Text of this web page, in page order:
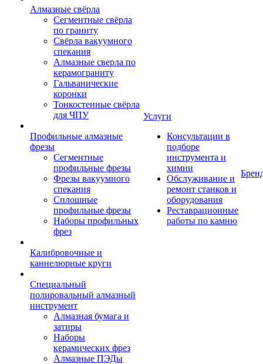
Алмазные свёрла
Сегментные свёрла
по граниту
Свёрла вакуумного
спекания
Алмазные сверла по
керамограниту
Гальванические
коронки
Тонкостенные свёрла
для ЧПУ
Профильные алмазные
фрезы
Сегментные
профильные фрезы
Фрезы вакуумного
спекания
Сплошные
профильные фрезы
Наборы профильных
фрез
Калибровочные и
каннелюрные круги
Специальный
полировальный алмазный
инструмент
Алмазная бумага и
затиры
Наборы
керамических фрез
Алмазные ПЭДы
Услуги
Консультации в
подборе
инструмента и
химии
Обслуживание и
ремонт станков и
оборудования
Реставрационные
работы по камню